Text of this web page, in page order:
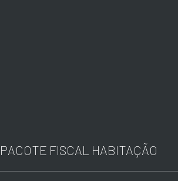
PACOTE FISCAL HABITAÇÃO